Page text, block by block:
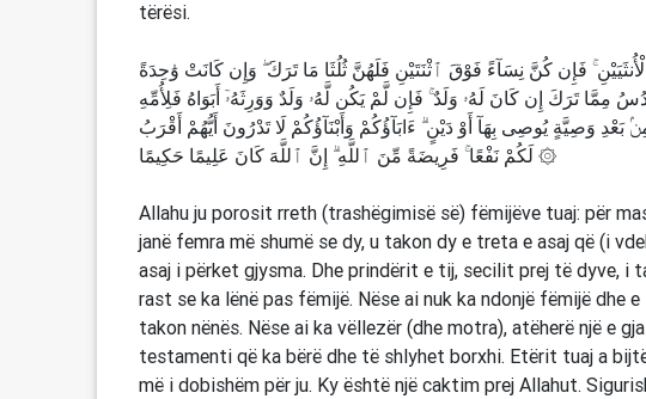
tërësi.
فَإِن كُنَّ نِسَآءً فَوْقَ ٱثْنَتَيْنِ فَلَهُنَّ ثُلُثَا مَا تَرَكَ ۖ وَإِن كَانَتْ وَٰحِدَةً
مِمَّا تَرَكَ إِن كَانَ لَهُۥ وَلَدٌ ۚ فَإِن لَّمْ يَكُن لَّهُۥ وَلَدٌ وَوَرِثَهُۥٓ أَبَوَاهُ فَلِأُمِّهِ
وَصِيَّةٍ يُوصِى بِهَآ أَوْ دَيْنٍ ۗ ءَابَآؤُكُمْ وَأَبْنَآؤُكُمْ لَا تَدْرُونَ أَيُّهُمْ أَقْرَبُ
لَكُمْ نَفْعًا ۚ فَرِيضَةً مِّنَ ٱللَّهِ ۗ إِنَّ ٱللَّهَ كَانَ عَلِيمًا حَكِيمًا ‎۞
Allahu ju porosit rreth (trashëgimisë së) fëmijëve tuaj: për
janë femra më shumë se dy, u takon dy e treta e asaj që (i
asaj i përket gjysma. Dhe prindërit e tij, secilit prej të dyve, i
rast se ka lënë pas fëmijë. Nëse ai nuk ka ndonjë fëmijë dhe
takon nënës. Nëse ai ka vëllezër (dhe motra), atëherë një e
testamenti që ka bërë dhe të shlyhet borxhi. Etërit tuaj a
më i dobishëm për ju. Ky është një caktim prej Allahut.